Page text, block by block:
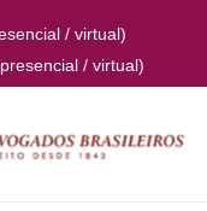
/ virtual)
/ virtual)